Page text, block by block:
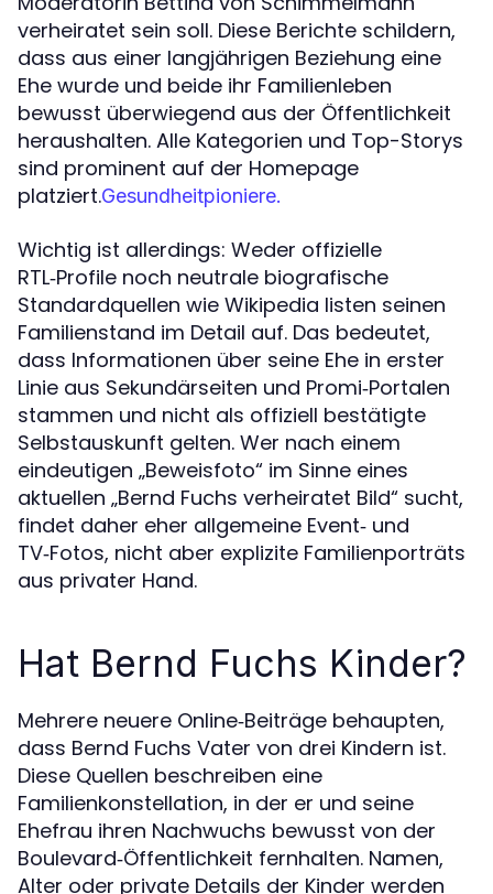
verheiratet sein soll. Diese Berichte schildern,
dass aus einer langjährigen Beziehung eine
Ehe wurde und beide ihr Familienleben
bewusst überwiegend aus der Öffentlichkeit
heraushalten. Alle Kategorien und Top-Storys
sind prominent auf der Homepage
platziert.Gesundheitpioniere.
Wichtig ist allerdings: Weder offizielle
RTL‑Profile noch neutrale biografische
Standardquellen wie Wikipedia listen seinen
Familienstand im Detail auf. Das bedeutet,
dass Informationen über seine Ehe in erster
Linie aus Sekundärseiten und Promi‑Portalen
stammen und nicht als offiziell bestätigte
Selbstauskunft gelten. Wer nach einem
eindeutigen „Beweisfoto“ im Sinne eines
aktuellen „Bernd Fuchs verheiratet Bild“ sucht,
findet daher eher allgemeine Event‑ und
TV‑Fotos, nicht aber explizite Familienporträts
aus privater Hand.
Hat Bernd Fuchs Kinder?
Mehrere neuere Online‑Beiträge behaupten,
dass Bernd Fuchs Vater von drei Kindern ist.
Diese Quellen beschreiben eine
Familienkonstellation, in der er und seine
Ehefrau ihren Nachwuchs bewusst von der
Boulevard‑Öffentlichkeit fernhalten. Namen,
Alter oder private Details der Kinder werden